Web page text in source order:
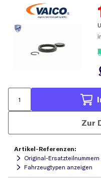
Zur
Artikel-Referenzen:
Original-
Fahrzeugtypen anzeigen